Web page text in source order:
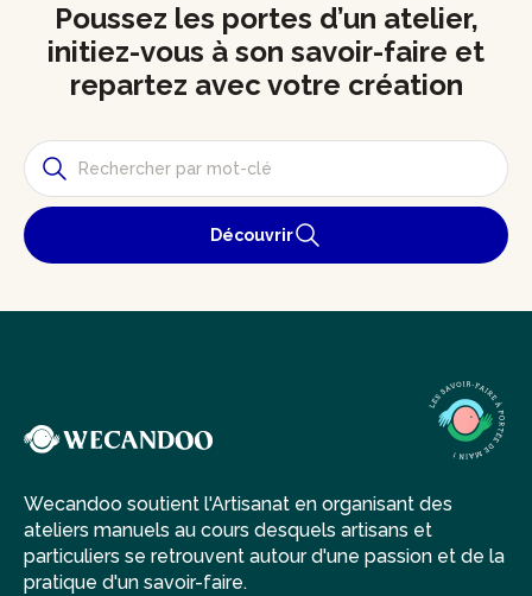
Poussez les portes d’un atelier,
initiez-vous à son savoir-faire et
repartez avec votre création
Découvrir
Wecandoo soutient l'Artisanat en organisant des
ateliers manuels au cours desquels artisans et
particuliers se retrouvent autour d'une passion et de la
pratique d'un savoir-faire.